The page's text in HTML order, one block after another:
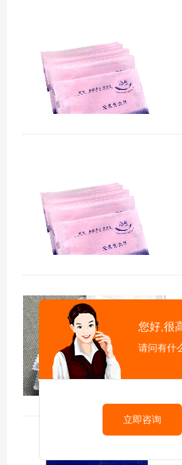
您好,很
请问有什
立即咨询